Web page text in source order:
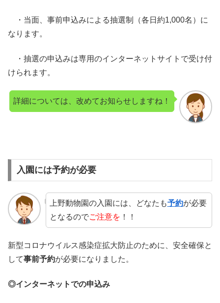
・当面、事前申込みによる抽選制（各日約1,000名）に
なります。
・抽選の申込みは専用のインターネットサイトで受け付
けられます。
詳細については、改めてお知らせしますね！
入園には予約が必要
上野動物園の入園には、どなたも予約が必要
となるのでご注意を ！！
新型コロナウイルス感染症拡大防止のために、安全確保と
して事前予約が必要になりました。
◎インターネットでの申込み